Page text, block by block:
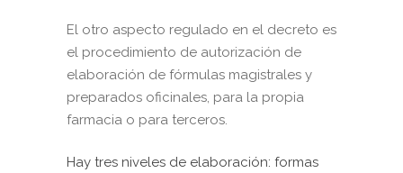
El otro aspecto regulado en el decreto es
el procedimiento de autorización de
elaboración de fórmulas magistrales y
preparados oficinales, para la propia
farmacia o para terceros.
Hay tres niveles de elaboración: formas